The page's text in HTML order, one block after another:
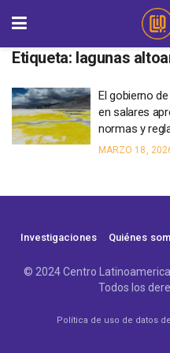
Etiqueta: lagunas
El gobierno
en salares
normas y
MARZO 18,
Investigaciones Quiénes
© 2024 Centro
Todos los
Política de uso de datos